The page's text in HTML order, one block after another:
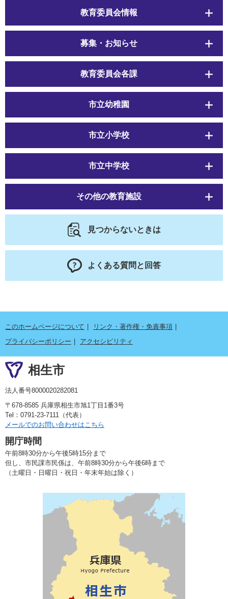
教育委員会情報
募集・お知らせ
教育委員会各課
市立幼稚園
市立小学校
市立中学校
その他の教育施設
見つからないときは
よくある質問と回答
このホームページについて
リンク・著作権・免責事項
プライバシーポリシー
アクセシビリティ
相生市
法人番号8000020282081
〒678-8585 兵庫県相生市旭1丁目1番3号
Tel：0791-23-7111（代表）
メールでのお問い合わせはこちら
開庁時間
午前8時30分から午後5時15分まで
但し、市民課市民係は、午前8時30分から午後6時まで
（土曜日・日曜日・祝日・年末年始は除く）